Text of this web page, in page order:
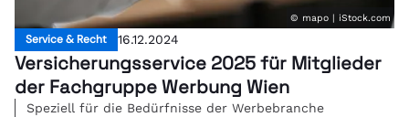
© mapo | iStock.com
Service & Recht 16.12.2024
Versicherungsservice 2025 für Mitglieder
der Fachgruppe Werbung Wien
Speziell für die Bedürfnisse der Werbebranche